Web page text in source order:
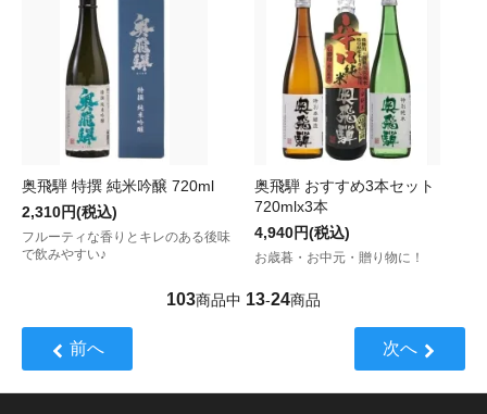
奥飛騨 特撰 純米吟醸 720ml
2,310円(税込)
フルーティな香りとキレのある後味
で飲みやすい♪
奥飛騨 おすすめ3本セット
720mlx3本
4,940円(税込)
お歳暮・お中元・贈り物に！
103商品中 13-24商品
前へ 次へ